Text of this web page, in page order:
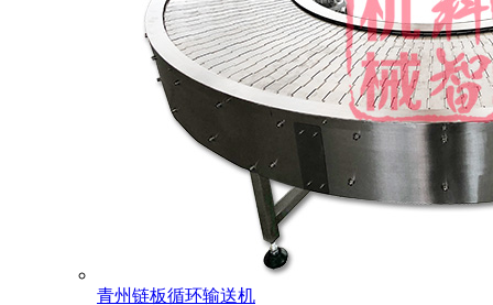
青州链板循环输送机